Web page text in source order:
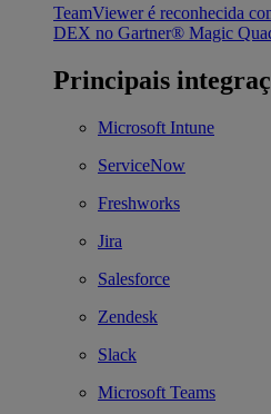
TeamViewer é reconhecida
DEX no Gartner® Magic
Principais
Microsoft Intune
ServiceNow
Freshworks
Jira
Salesforce
Zendesk
Slack
Microsoft Teams